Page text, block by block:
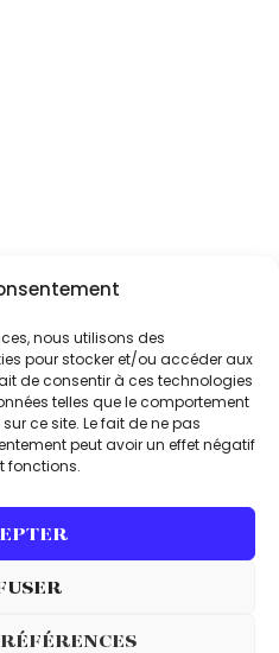
nous utilisons des
pour stocker et/ou accéder aux
de consentir à ces technologies
telles que le comportement
ce site. Le fait de ne pas
peut avoir un effet négatif
fonctions.
légales